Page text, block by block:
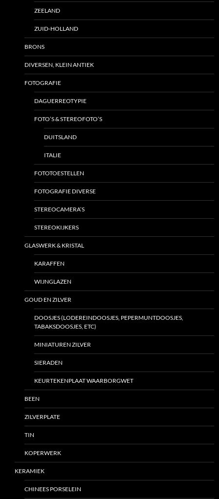
ZEELAND
ZUID-HOLLAND
BRONS
DIVERSEN, KLEIN ANTIEK
FOTOGRAFIE
DAGUERREOTYPIE
FOTO’S & STEREOFOTO’S
DUITSLAND
ITALIE
FOTOTOESTELLEN
FOTOGRAFIE DIVERSE
STEREOCAMERA’S
STEREOKIJKERS
GLASWERK & KRISTAL
KARAFFEN
WIJNGLAZEN
GOUD EN ZILVER
DOOSJES (LODEREINDOOSJES, PEPERMUNTDOOSJES,
TABAKSDOOSJES, ETC)
MINIATUREN ZILVER
SIERADEN
KEURTEKENPLAAT WAARBORGWET
BEEN
ZILVERPLATE
TIN
KOPERWERK
KERAMIEK
CHINEES PORSELEIN